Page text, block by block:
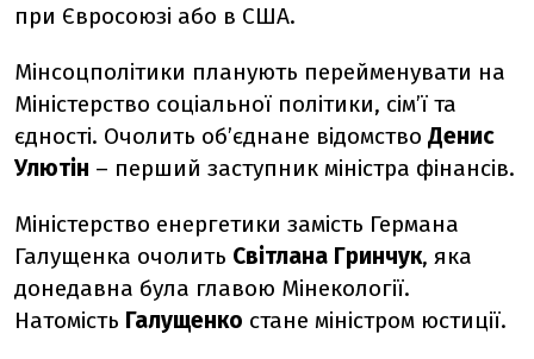
при Євросоюзі або в США.
Мінсоцполітики планують перейменувати на
Міністерство соціальної політики, сімʼї та
єдності. Очолить обʼєднане відомство Денис
Улютін – перший заступник міністра фінансів.
Міністерство енергетики замість Германа
Галущенка очолить Світлана Гринчук, яка
донедавна була главою Мінекології.
Натомість Галущенко стане міністром юстиції.